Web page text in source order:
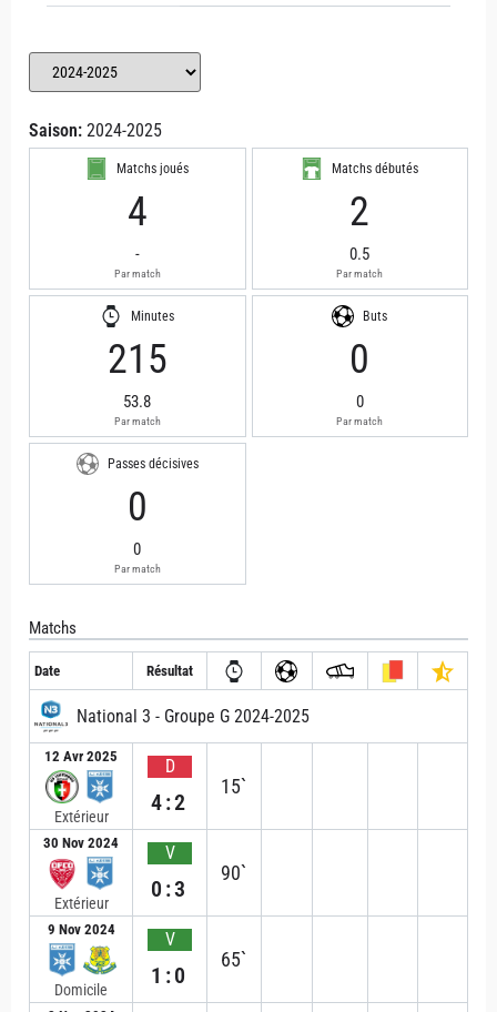
Saison: 2024-2025
Matchs joués
4
-
Par match
Matchs débutés
2
0.5
Par match
Minutes
215
53.8
Par match
Buts
0
0
Par match
Passes décisives
0
0
Par match
Matchs
Date Résultat
National 3 - Groupe G 2024-2025
12 Avr 2025
Extérieur
D
4:2
15`
30 Nov 2024
Extérieur
V
0:3
90`
9 Nov 2024
Domicile
V
1:0
65`